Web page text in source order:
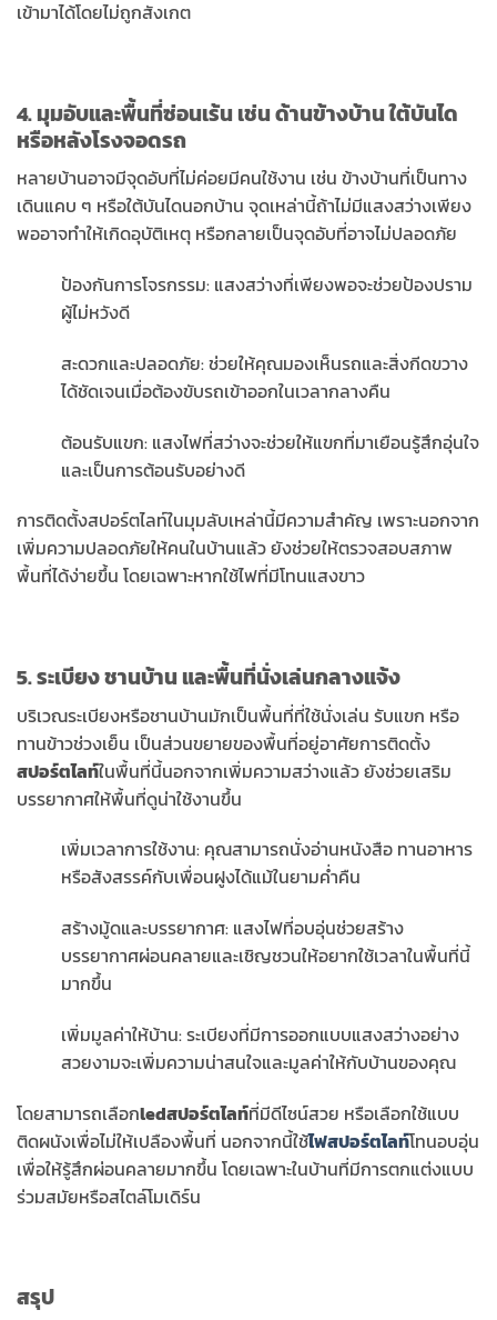
เข้ามาได้โดยไม่ถูกสังเกต
4. มุมอับและพื้นที่ซ่อนเร้น เช่น ด้านข้างบ้าน ใต้บันได
หรือหลังโรงจอดรถ
หลายบ้านอาจมีจุดอับที่ไม่ค่อยมีคนใช้งาน เช่น ข้างบ้านที่เป็นทาง
เดินแคบ ๆ หรือใต้บันไดนอกบ้าน จุดเหล่านี้ถ้าไม่มีแสงสว่างเพียง
พออาจทำให้เกิดอุบัติเหตุ หรือกลายเป็นจุดอับที่อาจไม่ปลอดภัย
ป้องกันการโจรกรรม: แสงสว่างที่เพียงพอจะช่วยป้องปราม
ผู้ไม่หวังดี
สะดวกและปลอดภัย: ช่วยให้คุณมองเห็นรถและสิ่งกีดขวาง
ได้ชัดเจนเมื่อต้องขับรถเข้าออกในเวลากลางคืน
ต้อนรับแขก: แสงไฟที่สว่างจะช่วยให้แขกที่มาเยือนรู้สึกอุ่นใจ
และเป็นการต้อนรับอย่างดี
การติดตั้งสปอร์ตไลท์ในมุมลับเหล่านี้มีความสำคัญ เพราะนอกจาก
เพิ่มความปลอดภัยให้คนในบ้านแล้ว ยังช่วยให้ตรวจสอบสภาพ
พื้นที่ได้ง่ายขึ้น โดยเฉพาะหากใช้ไฟที่มีโทนแสงขาว
5. ระเบียง ชานบ้าน และพื้นที่นั่งเล่นกลางแจ้ง
บริเวณระเบียงหรือชานบ้านมักเป็นพื้นที่ที่ใช้นั่งเล่น รับแขก หรือ
ทานข้าวช่วงเย็น เป็นส่วนขยายของพื้นที่อยู่อาศัยการติดตั้ง
สปอร์ตไลท์ในพื้นที่นี้นอกจากเพิ่มความสว่างแล้ว ยังช่วยเสริม
บรรยากาศให้พื้นที่ดูน่าใช้งานขึ้น
เพิ่มเวลาการใช้งาน: คุณสามารถนั่งอ่านหนังสือ ทานอาหาร
หรือสังสรรค์กับเพื่อนฝูงได้แม้ในยามค่ำคืน
สร้างมู้ดและบรรยากาศ: แสงไฟที่อบอุ่นช่วยสร้าง
บรรยากาศผ่อนคลายและเชิญชวนให้อยากใช้เวลาในพื้นที่นี้
มากขึ้น
เพิ่มมูลค่าให้บ้าน: ระเบียงที่มีการออกแบบแสงสว่างอย่าง
สวยงามจะเพิ่มความน่าสนใจและมูลค่าให้กับบ้านของคุณ
โดยสามารถเลือกledสปอร์ตไลท์ที่มีดีไซน์สวย หรือเลือกใช้แบบ
ติดผนังเพื่อไม่ให้เปลืองพื้นที่ นอกจากนี้ใช้ไฟสปอร์ตไลท์โทนอบอุ่น
เพื่อให้รู้สึกผ่อนคลายมากขึ้น โดยเฉพาะในบ้านที่มีการตกแต่งแบบ
ร่วมสมัยหรือสไตล์โมเดิร์น
สรุป